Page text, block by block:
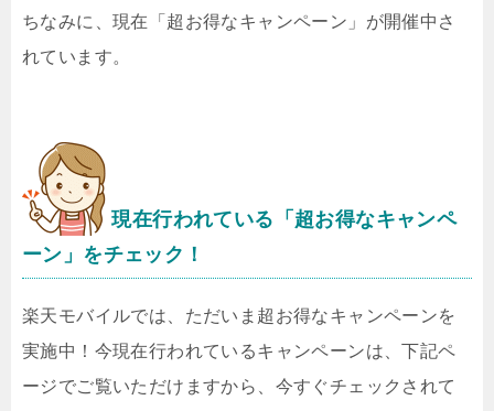
ちなみに、現在「超お得なキャンペーン」が開催中さ
れています。
現在行われている「超お得なキャンペ
ーン」をチェック！
楽天モバイルでは、ただいま超お得なキャンペーンを
実施中！今現在行われているキャンペーンは、下記ペ
ージでご覧いただけますから、今すぐチェックされて